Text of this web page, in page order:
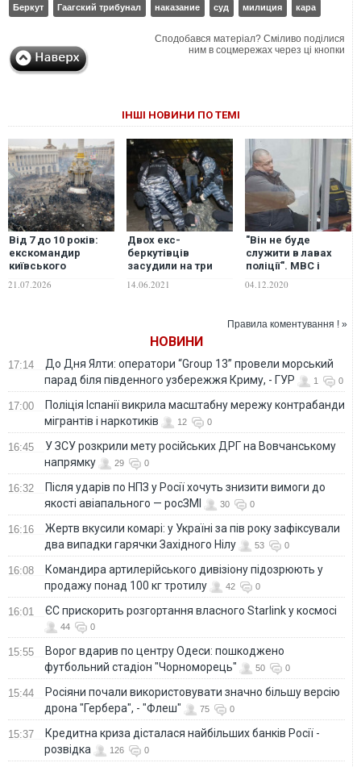
Беркут Гаагский трибунал наказание суд милиция кара
Сподобався матеріал? Сміливо поділися
ним в соцмережах через ці кнопки
ІНШІ НОВИНИ ПО ТЕМІ
Від 7 до 10 років:
екскомандир
київського
п'ятеро причетних
21.07.2026
Двох екс-
беркутівців
засудили на три
розгін
14.06.2021
"Він не буде
служити в лавах
поліції". МВС і
оскаржать рішення
ексберкутівця
04.12.2020
Правила коментування ! »
НОВИНИ
17:14
До Дня Ялти: оператори “Group 13” провели морський
парад біля південного узбережжя Криму, - ГУР
1 0
17:00
Поліція Іспанії викрила масштабну мережу контрабанди
мігрантів і наркотиків
12 0
16:45
У ЗСУ розкрили мету російських ДРГ на Вовчанському
напрямку
29 0
16:32
Після ударів по НПЗ у Росії хочуть знизити вимоги до
якості авіапального — росЗМІ
30 0
16:16
Жертв вкусили комарі: у Україні за пів року зафіксували
два випадки гарячки Західного Нілу
53 0
16:08
Командира артилерійського дивізіону підозрюють у
продажу понад 100 кг тротилу
42 0
16:01 ЄС прискорить розгортання власного Starlink у космосі
44 0
15:55
Ворог вдарив по центру Одеси: пошкоджено
футбольний стадіон "Чорноморець"
50 0
15:44
Росіяни почали використовувати значно більшу версію
дрона "Гербера", - "Флеш"
75 0
15:37
Кредитна криза дісталася найбільших банків Росії -
розвідка
126 0